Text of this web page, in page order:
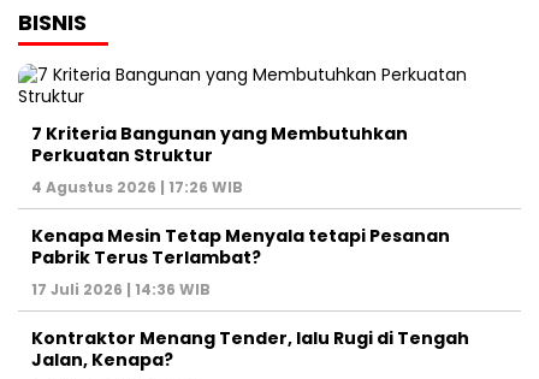
BISNIS
7 Kriteria Bangunan yang Membutuhkan
Perkuatan Struktur
4 Agustus 2026 | 17:26 WIB
Kenapa Mesin Tetap Menyala tetapi Pesanan
Pabrik Terus Terlambat?
17 Juli 2026 | 14:36 WIB
Kontraktor Menang Tender, lalu Rugi di Tengah
Jalan, Kenapa?